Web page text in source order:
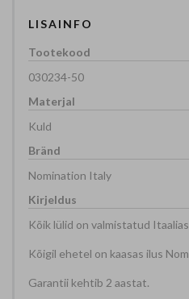
LISAINFO
030234-50
Kuld
Nomination Italy
Kõik lülid on valmistatud
Kõigil ehetel on kaasas ilus
Garantii kehtib 2 aastat.